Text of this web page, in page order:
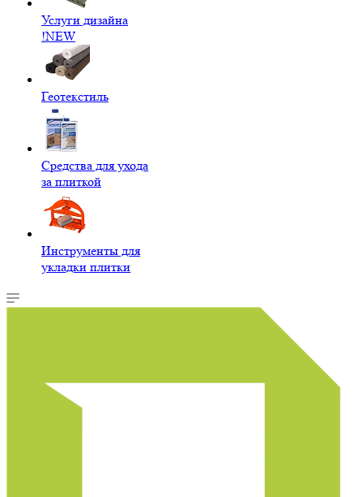
Услуги дизайна
!NEW
Геотекстиль
Средства для ухода
за плиткой
Инструменты для
укладки плитки